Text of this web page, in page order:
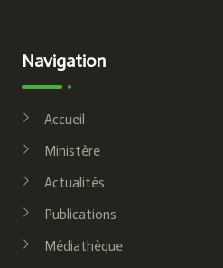
Navigation
Accueil
Ministère
Actualités
Publications
Médiathèque